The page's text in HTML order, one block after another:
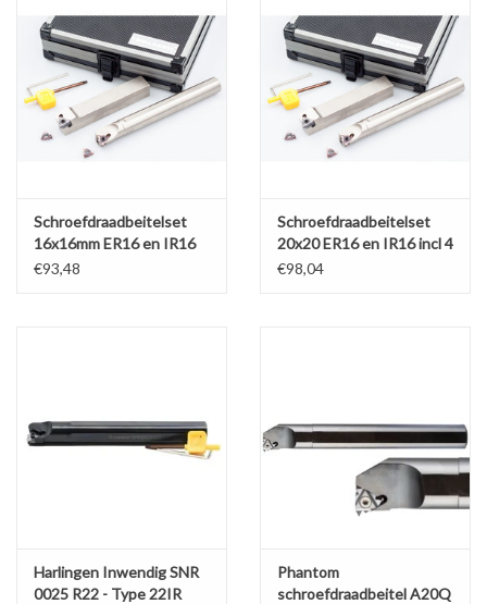
Oliën & Smeermiddelen |
TIPS & KENNIS
Schroefdraadbeitelset
16x16mm ER16 en IR16
incl 4 wisselplaten
€93,48
Schroefdraadbeitelset
20x20 ER16 en IR16 incl 4
wisselplaten
€98,04
Harlingen Inwendig SNR
0025 R22 - Type 22IR
Phantom
schroefdraadbeitel A20Q